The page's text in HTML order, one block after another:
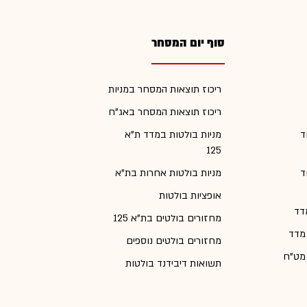
מדד
מט"ח
סוף יום המסחר
ריכוז תוצאות המסחר במניות
ריכוז תוצאות המסחר באג"ח
מניות בולטות במדד ת"א
125
מניות בולטות אחרות בת"א
אופציות בולטות
מחזורים בולטים בת"א 125
מחזורים בולטים נוספים
תשואות דיבידנד בולטות